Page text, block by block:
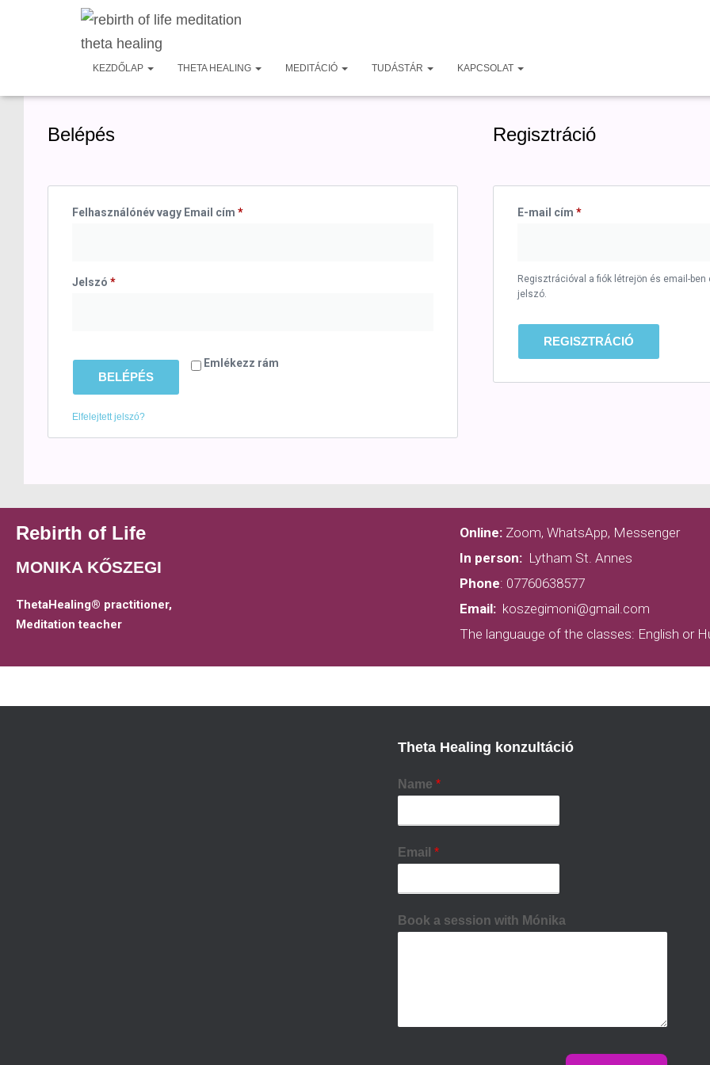
KEZDŐLAP THETA HEALING MEDITÁCIÓ TUDÁSTÁR KAPCSOLAT
Belépés
Felhasználónév vagy Email cím *
Jelszó *
Emlékezz rám
BELÉPÉS
Elfelejtett jelszó?
Regisztráció
E-mail cím *
Regisztrációval a fiók létrejön és email-
jelszó.
REGISZTRÁCIÓ
Rebirth of Life
MONIKA KŐSZEGI
ThetaHealing® practitioner,
Meditation teacher
Online: Zoom, WhatsApp, Messenger
In person: Lytham St. Annes
Phone: 07760638577
Email: koszegimoni@gmail.com
The languauge of the classes: English or
Theta Healing konzultáció
Name *
Email *
Book a session with Mónika